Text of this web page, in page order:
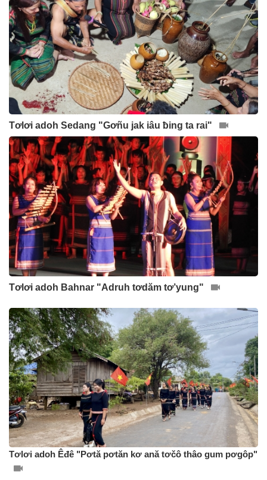
Tơlơi adoh Sedang "Gơñu jak iâu ƀing ta rai"
Tơlơi adoh Bahnar "Adruh tơdăm tơ’yung"
Tơlơi adoh Êđê "Pơtă pơtăn kơ ană tơčô thâo gum pơgôp"